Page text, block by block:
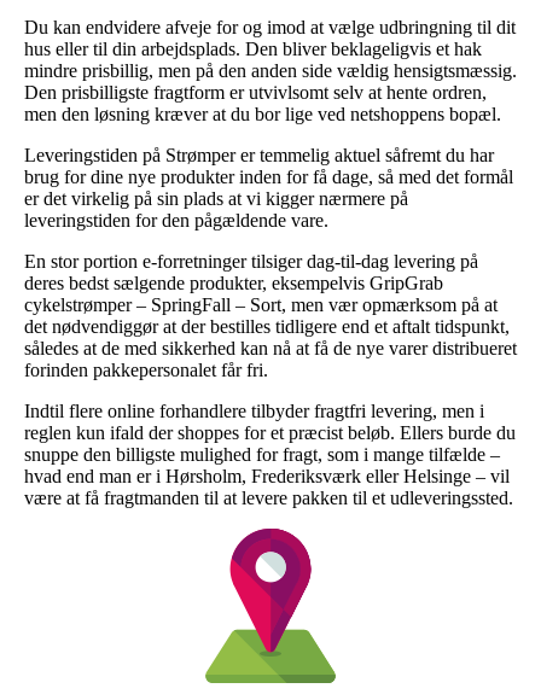
Du kan endvidere afveje for og imod at vælge udbringning til dit
hus eller til din arbejdsplads. Den bliver beklageligvis et hak
mindre prisbillig, men på den anden side vældig hensigtsmæssig.
Den prisbilligste fragtform er utvivlsomt selv at hente ordren,
men den løsning kræver at du bor lige ved netshoppens bopæl.
Leveringstiden på Strømper er temmelig aktuel såfremt du har
brug for dine nye produkter inden for få dage, så med det formål
er det virkelig på sin plads at vi kigger nærmere på
leveringstiden for den pågældende vare.
En stor portion e-forretninger tilsiger dag-til-dag levering på
deres bedst sælgende produkter, eksempelvis GripGrab
cykelstrømper – SpringFall – Sort, men vær opmærksom på at
det nødvendiggør at der bestilles tidligere end et aftalt tidspunkt,
således at de med sikkerhed kan nå at få de nye varer distribueret
forinden pakkepersonalet får fri.
Indtil flere online forhandlere tilbyder fragtfri levering, men i
reglen kun ifald der shoppes for et præcist beløb. Ellers burde du
snuppe den billigste mulighed for fragt, som i mange tilfælde –
hvad end man er i Hørsholm, Frederiksværk eller Helsinge – vil
være at få fragtmanden til at levere pakken til et udleveringssted.